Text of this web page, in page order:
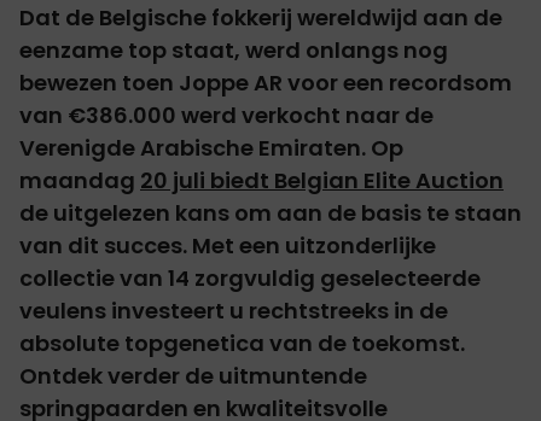
Dat de Belgische fokkerij wereldwijd aan de
eenzame top staat, werd onlangs nog
bewezen toen Joppe AR voor een recordsom
van €386.000 werd verkocht naar de
Verenigde Arabische Emiraten. Op
maandag 20 juli biedt Belgian Elite Auction
de uitgelezen kans om aan de basis te staan
van dit succes. Met een uitzonderlijke
collectie van 14 zorgvuldig geselecteerde
veulens investeert u rechtstreeks in de
absolute topgenetica van de toekomst.
Ontdek verder de uitmuntende
springpaarden en kwaliteitsvolle